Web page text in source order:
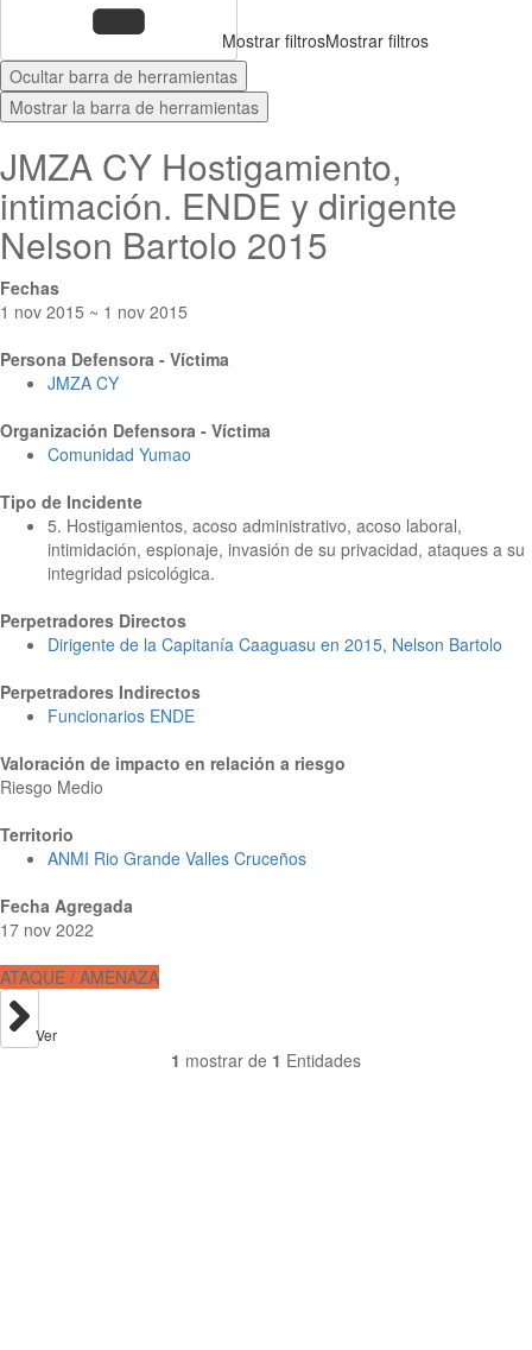
Mostrar filtrosMostrar filtros
Ocultar barra de herramientas
Mostrar la barra de herramientas
JMZA CY Hostigamiento,
intimación. ENDE y dirigente
Nelson Bartolo 2015
Fechas
1 nov 2015 ~ 1 nov 2015
Persona Defensora - Víctima
JMZA CY
Organización Defensora - Víctima
Comunidad Yumao
Tipo de Incidente
5. Hostigamientos, acoso administrativo, acoso laboral,
intimidación, espionaje, invasión de su privacidad, ataques a su
integridad psicológica.
Perpetradores Directos
Dirigente de la Capitanía Caaguasu en 2015, Nelson Bartolo
Perpetradores Indirectos
Funcionarios ENDE
Valoración de impacto en relación a riesgo
Riesgo Medio
Territorio
ANMI Rio Grande Valles Cruceños
Fecha Agregada
17 nov 2022
ATAQUE / AMENAZA
Ver
1 mostrar de 1 Entidades